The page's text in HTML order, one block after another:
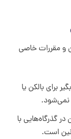
و مقررات خاصی
برای بالکن یا
نمی‌شود.
گذرگاه‌هایی با